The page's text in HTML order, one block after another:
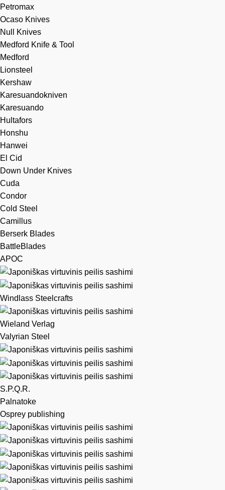
Petromax
Ocaso Knives
Null Knives
Medford Knife & Tool
Medford
Lionsteel
Kershaw
Karesuandokniven
Karesuando
Hultafors
Honshu
Hanwei
El Cid
Down Under Knives
Cuda
Condor
Cold Steel
Camillus
Berserk Blades
BattleBlades
APOC
Windlass Steelcrafts
Wieland Verlag
Valyrian Steel
S.P.Q.R.
Palnatoke
Osprey publishing